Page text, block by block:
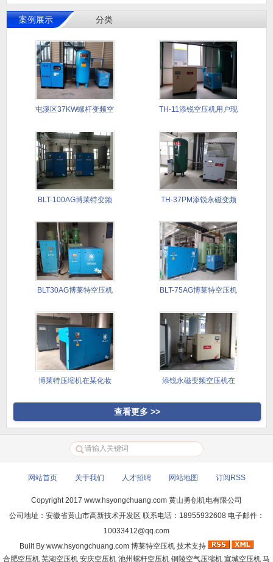
案例展示 分类
屯溪区37KW螺杆变频空 TH-11添锐空压机用户现
BLT-100AG博莱特变频 TH-37PM添锐永磁变频
BLT30AG博莱特空压机 BLT-75AG博莱特空压机
博莱特压缩机在某化妆 添锐永磁变频空压机在
查看更多 >>
网站首页 关于我们 人才招聘 网站地图 订阅RSS
Copyright 2017 www.hsyongchuang.com 黄山勇创机电有限公司
公司地址：安徽省黄山市高新技术开发区 联系电话：18955932608 电子邮件：
10033412@qq.com
Built By www.hsyongchuang.com 博莱特空压机 技术支持
合肥空压机 芜湖空压机 安庆空压机 池州螺杆空压机 铜陵空气压缩机 宣城空压机 马